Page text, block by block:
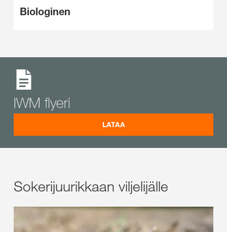
Biologinen
IWM flyeri
LATAA
Sokerijuurikkaan viljelijälle